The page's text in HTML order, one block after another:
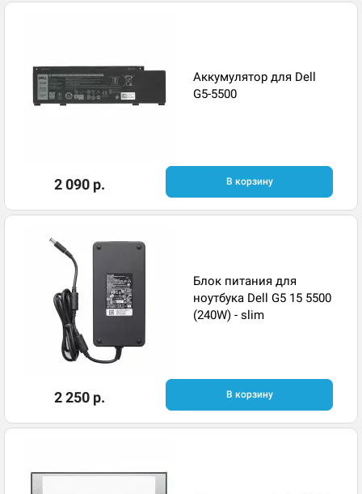
Аккумулятор для Dell
G5-5500
2 090 р. В корзину
Блок питания для
ноутбука Dell G5 15 5500
(240W) - slim
2 250 р. В корзину